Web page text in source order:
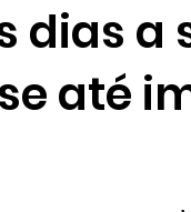
dias a
até